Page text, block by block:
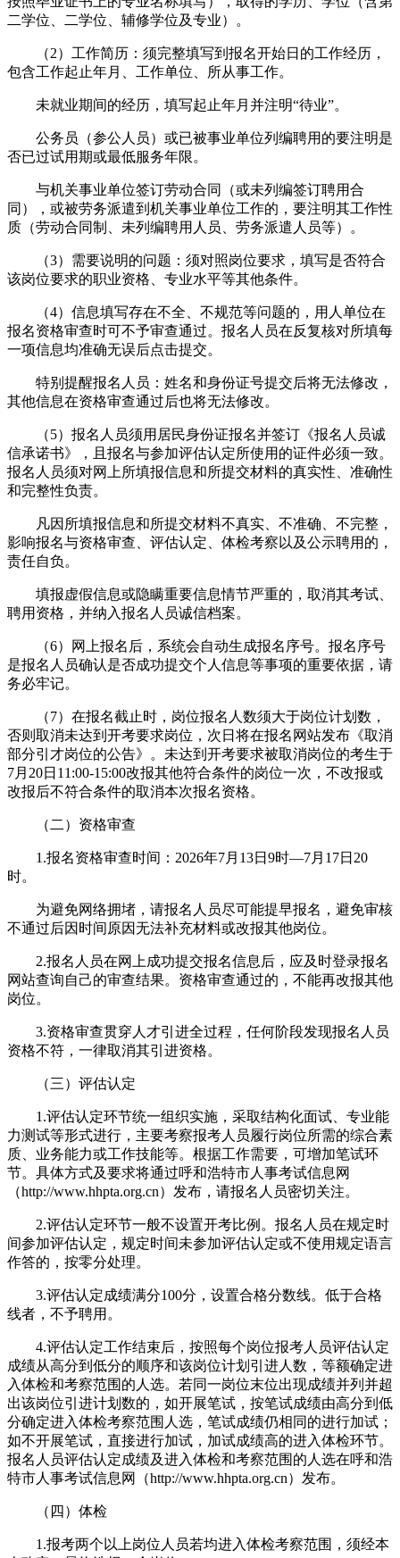
二学位、二学位、辅修学位及专业）。
（2）工作简历：须完整填写到报名开始日的工作经历，
包含工作起止年月、工作单位、所从事工作。
未就业期间的经历，填写起止年月并注明“待业”。
公务员（参公人员）或已被事业单位列编聘用的要注明是
否已过试用期或最低服务年限。
与机关事业单位签订劳动合同（或未列编签订聘用合
同），或被劳务派遣到机关事业单位工作的，要注明其工作性
质（劳动合同制、未列编聘用人员、劳务派遣人员等）。
（3）需要说明的问题：须对照岗位要求，填写是否符合
该岗位要求的职业资格、专业水平等其他条件。
（4）信息填写存在不全、不规范等问题的，用人单位在
报名资格审查时可不予审查通过。报名人员在反复核对所填每
一项信息均准确无误后点击提交。
特别提醒报名人员：姓名和身份证号提交后将无法修改，
其他信息在资格审查通过后也将无法修改。
（5）报名人员须用居民身份证报名并签订《报名人员诚
信承诺书》，且报名与参加评估认定所使用的证件必须一致。
报名人员须对网上所填报信息和所提交材料的真实性、准确性
和完整性负责。
凡因所填报信息和所提交材料不真实、不准确、不完整，
影响报名与资格审查、评估认定、体检考察以及公示聘用的，
责任自负。
填报虚假信息或隐瞒重要信息情节严重的，取消其考试、
聘用资格，并纳入报名人员诚信档案。
（6）网上报名后，系统会自动生成报名序号。报名序号
是报名人员确认是否成功提交个人信息等事项的重要依据，请
务必牢记。
（7）在报名截止时，岗位报名人数须大于岗位计划数，
否则取消未达到开考要求岗位，次日将在报名网站发布《取消
部分引才岗位的公告》。未达到开考要求被取消岗位的考生于
7月20日11:00-15:00改报其他符合条件的岗位一次，不改报或
改报后不符合条件的取消本次报名资格。
（二）资格审查
1.报名资格审查时间：2026年7月13日9时—7月17日20
时。
为避免网络拥堵，请报名人员尽可能提早报名，避免审核
不通过后因时间原因无法补充材料或改报其他岗位。
2.报名人员在网上成功提交报名信息后，应及时登录报名
网站查询自己的审查结果。资格审查通过的，不能再改报其他
岗位。
3.资格审查贯穿人才引进全过程，任何阶段发现报名人员
资格不符，一律取消其引进资格。
（三）评估认定
1.评估认定环节统一组织实施，采取结构化面试、专业能
力测试等形式进行，主要考察报考人员履行岗位所需的综合素
质、业务能力或工作技能等。根据工作需要，可增加笔试环
节。具体方式及要求将通过呼和浩特市人事考试信息网
（http://www.hhpta.org.cn）发布，请报名人员密切关注。
2.评估认定环节一般不设置开考比例。报名人员在规定时
间参加评估认定，规定时间未参加评估认定或不使用规定语言
作答的，按零分处理。
3.评估认定成绩满分100分，设置合格分数线。低于合格
线者，不予聘用。
4.评估认定工作结束后，按照每个岗位报考人员评估认定
成绩从高分到低分的顺序和该岗位计划引进人数，等额确定进
入体检和考察范围的人选。若同一岗位末位出现成绩并列并超
出该岗位引进计划数的，如开展笔试，按笔试成绩由高分到低
分确定进入体检考察范围人选，笔试成绩仍相同的进行加试；
如不开展笔试，直接进行加试，加试成绩高的进入体检环节。
报名人员评估认定成绩及进入体检和考察范围的人选在呼和浩
特市人事考试信息网（http://www.hhpta.org.cn）发布。
（四）体检
1.报考两个以上岗位人员若均进入体检考察范围，须经本